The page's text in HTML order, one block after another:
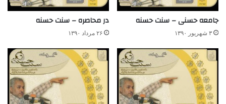
جامعه حسنی – سنت حسنه
۳ شهریور ۱۳۹۰
در محاصره – سنت حسنه
۲۶ مرداد ۱۳۹۰